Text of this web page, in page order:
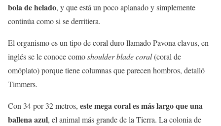
bola de helado, y que está un poco aplanado y simplemente
continúa como si se derritiera.
El organismo es un tipo de coral duro llamado Pavona clavus, en
inglés se le conoce comoshoulder blade coral(coral de
omóplato) porque tiene columnas que parecen hombros, detalló
Timmers.
Con 34 por 32 metros, este mega coral es más largo que una
ballena azul, el animal más grande de la Tierra. La colonia de